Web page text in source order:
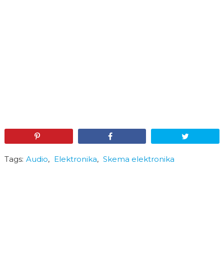
Tags: Audio, Elektronika, Skema elektronika